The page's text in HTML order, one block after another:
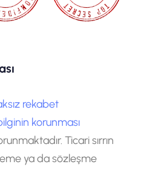
rekabet
korunması
Ticari sırrın
ya da sözleşme